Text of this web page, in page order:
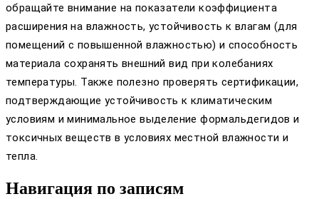
обращайте внимание на показатели коэффициента
расширения на влажность, устойчивость к влагам (для
помещений с повышенной влажностью) и способность
материала сохранять внешний вид при колебаниях
температуры. Также полезно проверять сертификации,
подтверждающие устойчивость к климатическим
условиям и минимальное выделение формальдегидов и
токсичных веществ в условиях местной влажности и
тепла.
Навигация по записям